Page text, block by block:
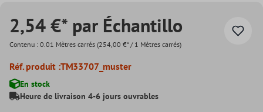
2,54 €* par Échantillo
Contenu : 0.01 Mètres carrés (254,00 €* / 1 Mètres carrés)
Réf. produit :TM33707_muster
En stock
Heure de livraison 4-6 jours ouvrables